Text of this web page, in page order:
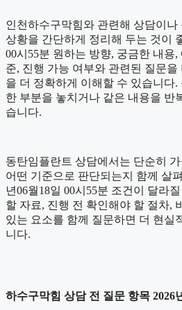
인천하수구막힘와 관련해 상담이나
상황을 간단하게 정리해 두는 것이
00시55분 원하는 방향, 궁금한 내용,
준, 진행 가능 여부와 관련된 질문
을 더 정확하게 이해할 수 있습니다
한 부분을 놓치거나 같은 내용을 반
습니다.
동탄임플란트 상담에서는 단순히
어떤 기준으로 판단되는지 함께 살
년06월18일 00시55분 조건이 달라
할 자료, 진행 전 확인해야 할 절차,
있는 요소를 함께 질문하면 더 현실
니다.
하수구막힘 상담 전 질문 항목 2026